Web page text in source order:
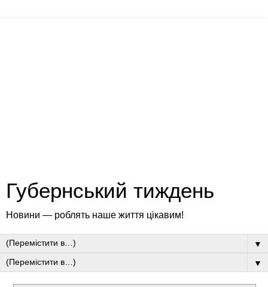
Губернський тиждень
Новини — роблять наше життя цікавим!
▼
▼